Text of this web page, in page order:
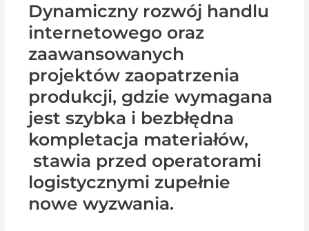
Dynamiczny rozwój handlu
internetowego oraz
zaawansowanych
projektów zaopatrzenia
produkcji, gdzie wymagana
jest szybka i bezbłędna
kompletacja materiałów,
stawia przed operatorami
logistycznymi zupełnie
nowe wyzwania.